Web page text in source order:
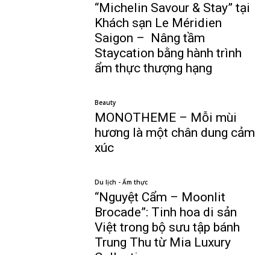
“Michelin Savour & Stay” tại
Khách sạn Le Méridien
Saigon – Nâng tầm
Staycation bằng hành trình
ẩm thực thượng hạng
Beauty
MONOTHEME – Mỗi mùi
hương là một chân dung cảm
xúc
Du lịch - Ẩm thực
“Nguyệt Cẩm – Moonlit
Brocade”: Tinh hoa di sản
Việt trong bộ sưu tập bánh
Trung Thu từ Mia Luxury